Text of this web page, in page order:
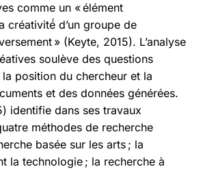
comme un « élément
créativité́ d’un groupe de
» (Keyte, 2015). L’analyse
soulève des questions
la position du chercheur et la
et des données générées.
identifie dans ses travaux
méthodes de recherche
basée sur les arts ; la
la technologie ; la recherche à